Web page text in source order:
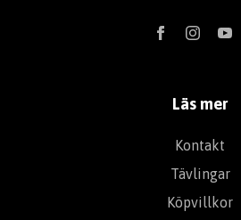
Läs mer
Kontakt
Tävlingar
Köpvillkor